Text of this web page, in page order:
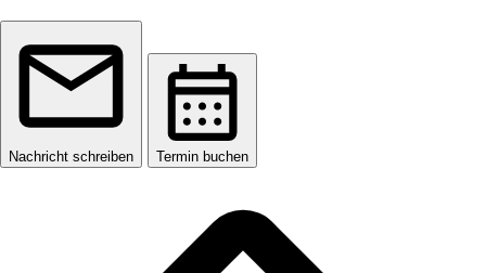
Nachricht schreiben Termin buchen